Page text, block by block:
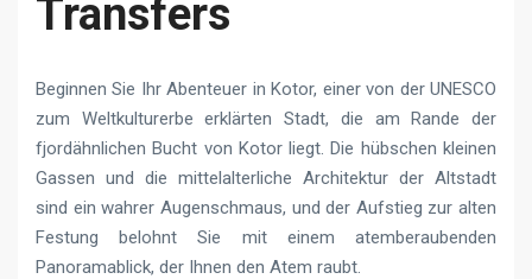
Transfers
Beginnen Sie Ihr Abenteuer in Kotor, einer von der UNESCO
zum Weltkulturerbe erklärten Stadt, die am Rande der
fjordähnlichen Bucht von Kotor liegt. Die hübschen kleinen
Gassen und die mittelalterliche Architektur der Altstadt
sind ein wahrer Augenschmaus, und der Aufstieg zur alten
Festung belohnt Sie mit einem atemberaubenden
Panoramablick, der Ihnen den Atem raubt.